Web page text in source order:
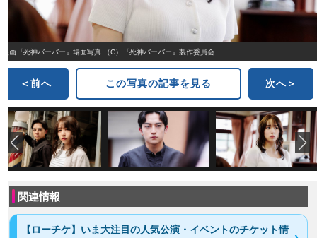
映画『死神バーバー』場面写真 （C）『死神バーバー』製作委員会
＜前へ この写真の記事を見る 次へ＞
関連情報
【ローチケ】いま大注目の人気公演・イベントのチケット情